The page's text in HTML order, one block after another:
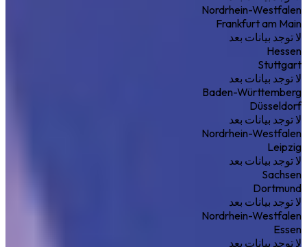
Nordrhein-Westfalen
Frankfurt am Main
لا توجد بيانات بعد
Hessen
Stuttgart
لا توجد بيانات بعد
Baden-Württemberg
Düsseldorf
لا توجد بيانات بعد
Nordrhein-Westfalen
Leipzig
لا توجد بيانات بعد
Sachsen
Dortmund
لا توجد بيانات بعد
Nordrhein-Westfalen
Essen
لا توجد بيانات بعد